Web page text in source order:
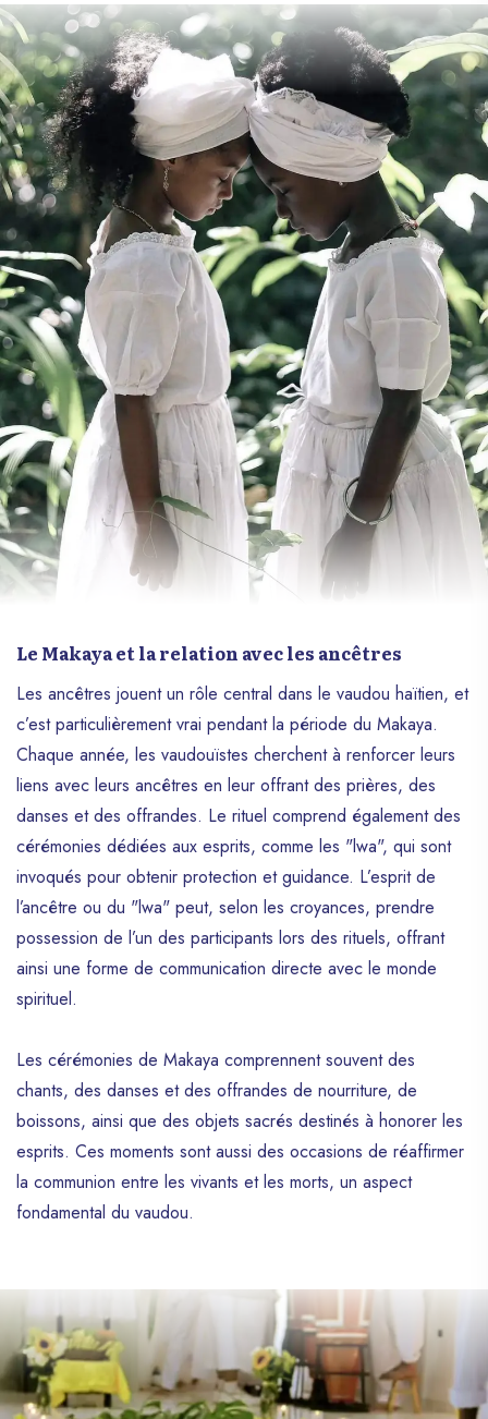
Le Makaya et la relation avec les ancêtres
Les ancêtres jouent un rôle central dans le vaudou haïtien, et
c’est particulièrement vrai pendant la période du Makaya.
Chaque année, les vaudouïstes cherchent à renforcer leurs
liens avec leurs ancêtres en leur offrant des prières, des
danses et des offrandes. Le rituel comprend également des
cérémonies dédiées aux esprits, comme les "lwa", qui sont
invoqués pour obtenir protection et guidance. L’esprit de
l’ancêtre ou du "lwa" peut, selon les croyances, prendre
possession de l’un des participants lors des rituels, offrant
ainsi une forme de communication directe avec le monde
spirituel.
Les cérémonies de Makaya comprennent souvent des
chants, des danses et des offrandes de nourriture, de
boissons, ainsi que des objets sacrés destinés à honorer les
esprits. Ces moments sont aussi des occasions de réaffirmer
la communion entre les vivants et les morts, un aspect
fondamental du vaudou.